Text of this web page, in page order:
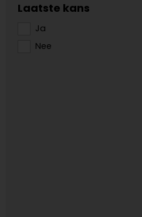
Laatste kans
Ja
Nee